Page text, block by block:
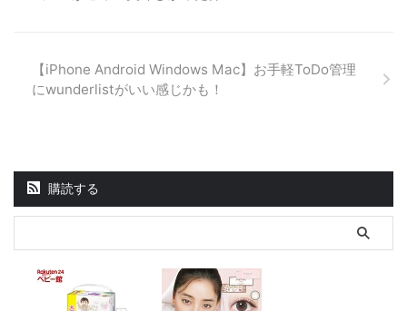
【iPhone Android Windows Mac】お手軽ToDo管理
にwunderlistがいい感じかも！
購読する